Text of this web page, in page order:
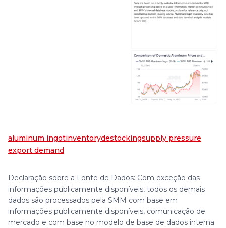
aluminum ingotinventorydestockingsupply pressure
export demand
Declaração sobre a Fonte de Dados: Com exceção das
informações publicamente disponíveis, todos os demais
dados são processados pela SMM com base em
informações publicamente disponíveis, comunicação de
mercado e com base no modelo de base de dados interna